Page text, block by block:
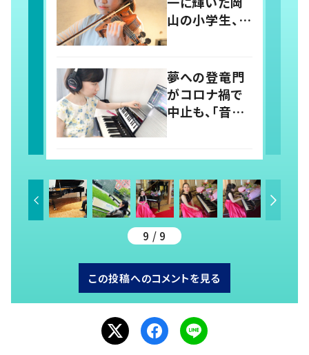
山の小学生、今
は高2に 名
磨く
夢への登竜門
がコロナ禍で
中止も、「音楽
る”喜びと作曲
家としての原
点
9 / 9
この投稿へのコメントを見る